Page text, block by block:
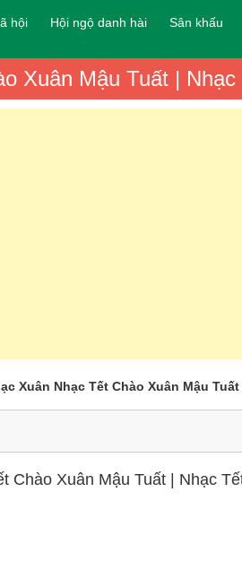
hội Hội ngộ danh hài Sân khấu
Xuân Mậu Tuất |
Xuân Nhạc Tết Chào Xuân Mậu
Chào Xuân Mậu Tuất | Nhạc